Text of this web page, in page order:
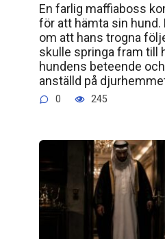
En farlig maffiaboss
för att hämta sin hund.
om att hans trogna
skulle springa fram till
hundens beteende
anställd på
0 245